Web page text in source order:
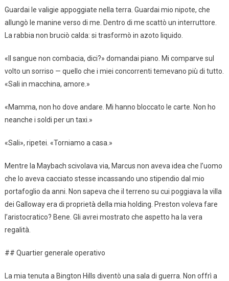
Guardai le valigie appoggiate nella terra. Guardai mio nipote, che
allungò le manine verso di me. Dentro di me scattò un interruttore.
La rabbia non bruciò calda: si trasformò in azoto liquido.
«Il sangue non combacia, dici?» domandai piano. Mi comparve sul
volto un sorriso — quello che i miei concorrenti temevano più di tutto.
«Sali in macchina, amore.»
«Mamma, non ho dove andare. Mi hanno bloccato le carte. Non ho
neanche i soldi per un taxi.»
«Sali», ripetei. «Torniamo a casa.»
Mentre la Maybach scivolava via, Marcus non aveva idea che l’uomo
che lo aveva cacciato stesse incassando uno stipendio dal mio
portafoglio da anni. Non sapeva che il terreno su cui poggiava la villa
dei Galloway era di proprietà della mia holding. Preston voleva fare
l’aristocratico? Bene. Gli avrei mostrato che aspetto ha la vera
regalità.
## Quartier generale operativo
La mia tenuta a Bington Hills diventò una sala di guerra. Non offrì a